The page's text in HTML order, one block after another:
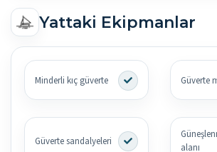
Yattaki Ekipmanlar
Minderli kıç güverte Güverte
Güverte sandalyeleri
alanı